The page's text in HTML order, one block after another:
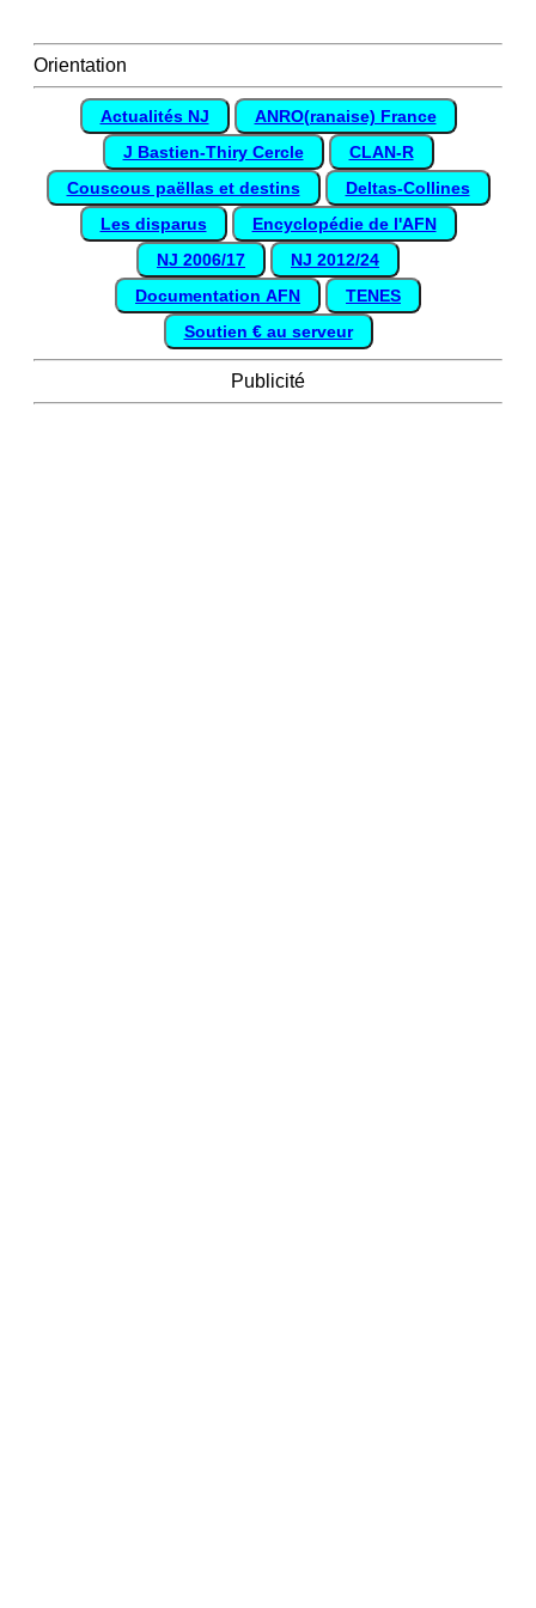
Orientation
Actualités NJ
ANRO(ranaise) France
J Bastien-Thiry Cercle
CLAN-R
Couscous paëllas et destins
Deltas-Collines
Les disparus
Encyclopédie de l'AFN
NJ 2006/17
NJ 2012/24
Documentation AFN
TENES
Soutien € au serveur
Publicité